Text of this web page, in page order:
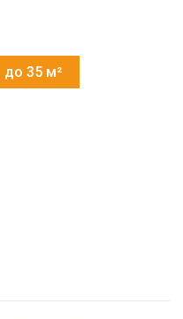
до 35 м²